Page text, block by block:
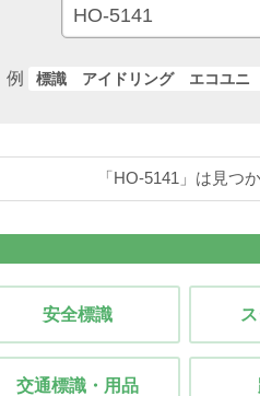
例 標識 アイドリング エコユニ
「HO-5141」は見つ
安全標識
交通標識・用品